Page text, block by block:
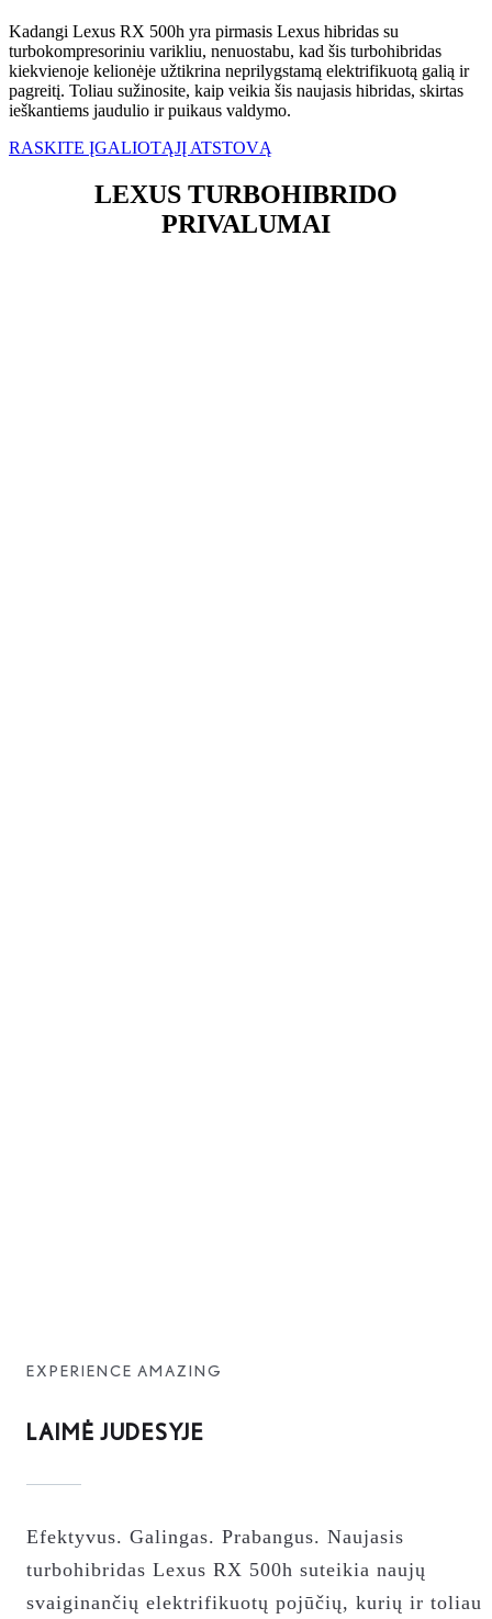
Kadangi Lexus RX 500h yra pirmasis Lexus hibridas su
turbokompresoriniu varikliu, nenuostabu, kad šis turbohibridas
kiekvienoje kelionėje užtikrina neprilygstamą elektrifikuotą galią ir
pagreitį. Toliau sužinosite, kaip veikia šis naujasis hibridas, skirtas
ieškantiems jaudulio ir puikaus valdymo.
RASKITE ĮGALIOTĄJĮ ATSTOVĄ
LEXUS TURBOHIBRIDO
PRIVALUMAI
EXPERIENCE AMAZING
LAIMĖ JUDESYJE
Efektyvus. Galingas. Prabangus. Naujasis
turbohibridas Lexus RX 500h suteikia naujų
svaiginančių elektrifikuotų pojūčių, kurių ir toliau